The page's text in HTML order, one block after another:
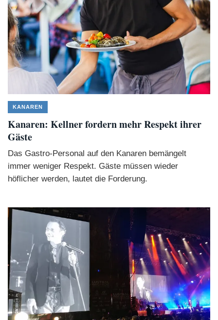
KANAREN
Kanaren: Kellner fordern mehr Respekt ihrer
Gäste
Das Gastro-Personal auf den Kanaren bemängelt
immer weniger Respekt. Gäste müssen wieder
höflicher werden, lautet die Forderung.